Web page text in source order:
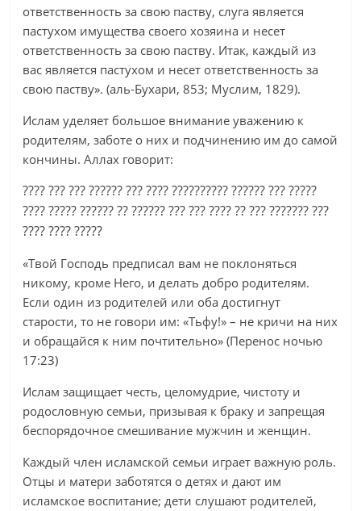
ответственность за свою паству, слуга является
пастухом имущества своего хозяина и несет
ответственность за свою паству. Итак, каждый из
вас является пастухом и несет ответственность за
свою паству». (аль-Бухари, 853; Муслим, 1829).
Ислам уделяет большое внимание уважению к
родителям, заботе о них и подчинению им до самой
кончины. Аллах говорит:
???? ??? ??? ?????? ??? ???? ?????????? ?????? ??? ?????
???? ????? ?????? ?? ?????? ??? ??? ???? ?? ??? ??????? ???
???? ???? ?????
«Твой Господь предписал вам не поклоняться
никому, кроме Него, и делать добро родителям.
Если один из родителей или оба достигнут
старости, то не говори им: «Тьфу!» – не кричи на них
и обращайся к ним почтительно» (Перенос ночью
17:23)
Ислам защищает честь, целомудрие, чистоту и
родословную семьи, призывая к браку и запрещая
беспорядочное смешивание мужчин и женщин.
Каждый член исламской семьи играет важную роль.
Отцы и матери заботятся о детях и дают им
исламское воспитание; дети слушают родителей,